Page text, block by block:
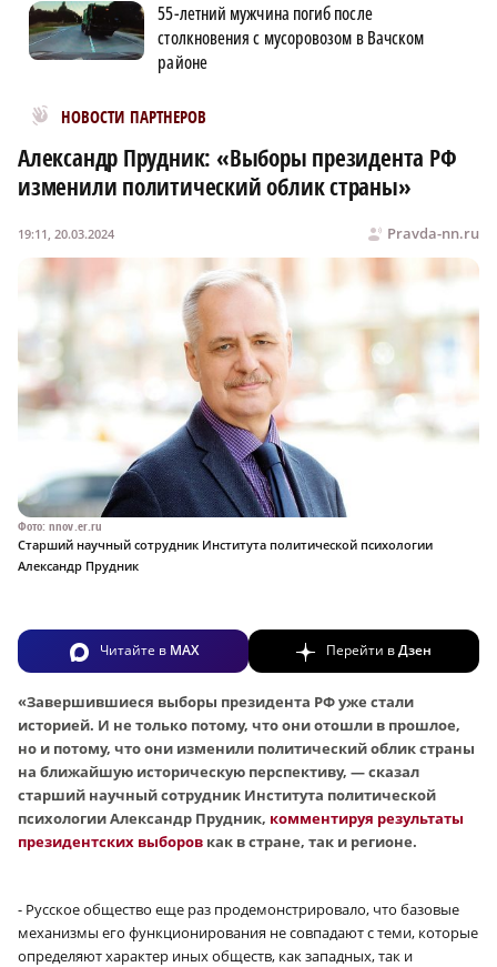
55-летний мужчина погиб после
столкновения с мусоровозом в Вачском
районе
НОВОСТИ ПАРТНЕРОВ
Новости МирТесен
Александр Прудник: «Выборы президента РФ
изменили политический облик страны»
Pravda-nn.ru
19:11, 20.03.2024
Фото: nnov.er.ru
Старший научный сотрудник Института политической психологии
Александр Прудник
Читайте в MAX Перейти вДзен
«Завершившиеся выборы президента РФ уже стали
историей. И не только потому, что они отошли в прошлое,
но и потому, что они изменили политический облик страны
на ближайшую историческую перспективу, — сказал
старший научный сотрудник Института политической
психологии Александр Прудник, комментируя результаты
президентских выборов как в стране, так и регионе.
- Русское общество еще раз продемонстрировало, что базовые
механизмы его функционирования не совпадают с теми, которые
определяют характер иных обществ, как западных, так и